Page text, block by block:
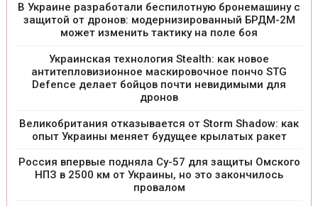
В Украине разработали беспилотную бронемашину с
защитой от дронов: модернизированный БРДМ-2М
может изменить тактику на поле боя
Украинская технология Stealth: как новое
антитепловизионное маскировочное пончо STG
Defence делает бойцов почти невидимыми для
дронов
Великобритания отказывается от Storm Shadow: как
опыт Украины меняет будущее крылатых ракет
Россия впервые подняла Су-57 для защиты Омского
НПЗ в 2500 км от Украины, но это закончилось
провалом